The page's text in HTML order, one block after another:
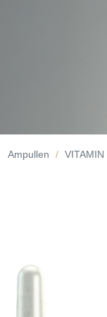
Ampullen VITAMIN